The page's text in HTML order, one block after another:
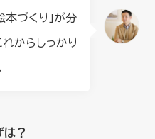
本づくり」が分
からしっかり
は？